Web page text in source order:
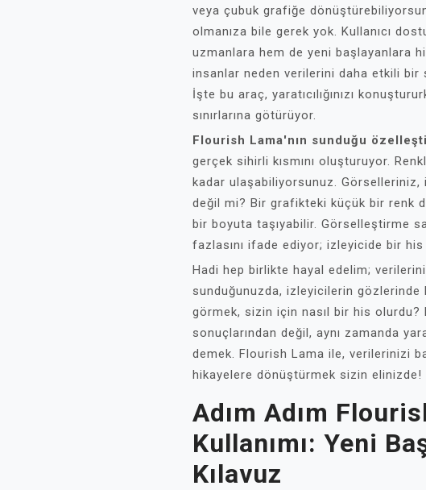
veya çubuk grafiğe
olmanıza bile gerek yok. Kullanıcı
uzmanlara hem de yeni başlayanlara
insanlar neden verilerini daha etkili bir
İşte bu araç, yaratıcılığınızı
sınırlarına götürüyor.
Flourish Lama'nın sunduğu
gerçek sihirli kısmını oluşturuyor.
kadar ulaşabiliyorsunuz.
değil mi? Bir grafikteki küçük bir renk
bir boyuta taşıyabilir. Görselleştirme
fazlasını ifade ediyor; izleyicide bir
Hadi hep birlikte hayal edelim;
sunduğunuzda, izleyicilerin gözlerinde
görmek, sizin için nasıl bir his olurdu?
sonuçlarından değil, aynı zamanda
demek. Flourish Lama ile, verilerinizi
hikayelere dönüştürmek sizin elinizde!
Adım Adım
Kullanımı: Yeni
Kılavuz